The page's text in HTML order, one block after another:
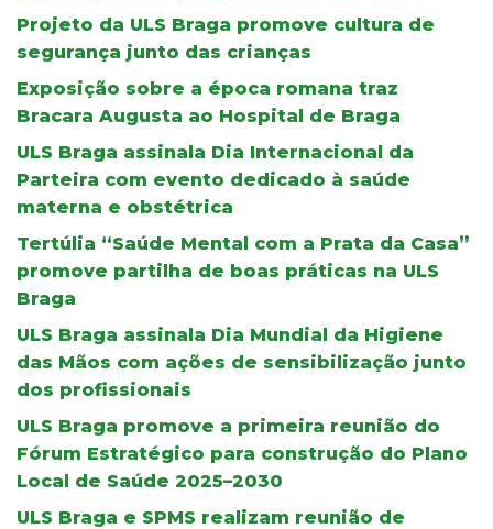
Projeto da ULS Braga promove cultura de
segurança junto das crianças
Exposição sobre a época romana traz
Bracara Augusta ao Hospital de Braga
ULS Braga assinala Dia Internacional da
Parteira com evento dedicado à saúde
materna e obstétrica
Tertúlia “Saúde Mental com a Prata da Casa”
promove partilha de boas práticas na ULS
Braga
ULS Braga assinala Dia Mundial da Higiene
das Mãos com ações de sensibilização junto
dos profissionais
ULS Braga promove a primeira reunião do
Fórum Estratégico para construção do Plano
Local de Saúde 2025–2030
ULS Braga e SPMS realizam reunião de